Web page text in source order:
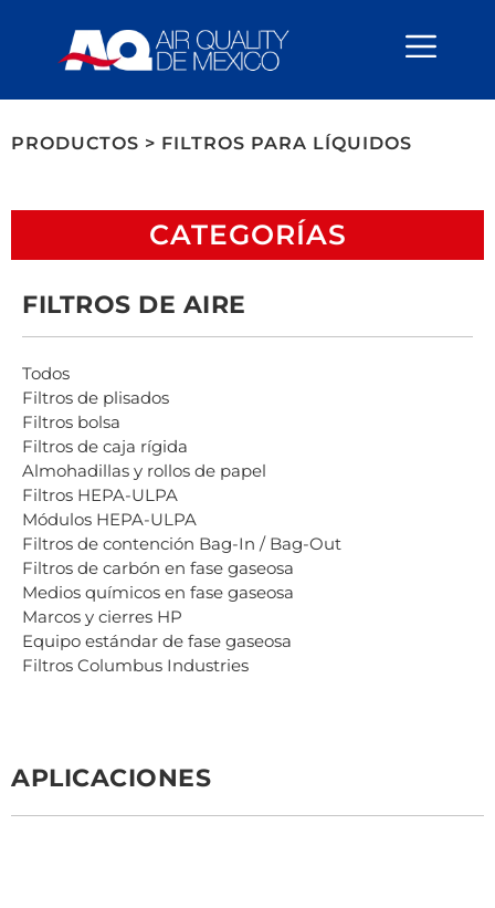
PRODUCTOS > FILTROS PARA LÍQUIDOS
CATEGORÍAS
FILTROS DE AIRE
Todos
Filtros de plisados
Filtros bolsa
Filtros de caja rígida
Almohadillas y rollos de papel
Filtros HEPA-ULPA
Módulos HEPA-ULPA
Filtros de contención Bag-In / Bag-Out
Filtros de carbón en fase gaseosa
Medios químicos en fase gaseosa
Marcos y cierres HP
Equipo estándar de fase gaseosa
Filtros Columbus Industries
APLICACIONES